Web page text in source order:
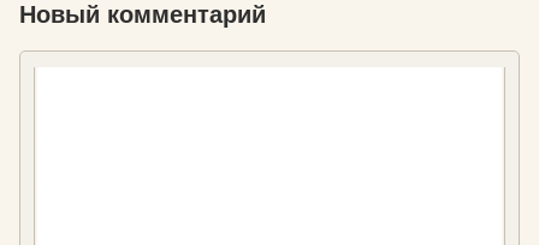
Новый комментарий